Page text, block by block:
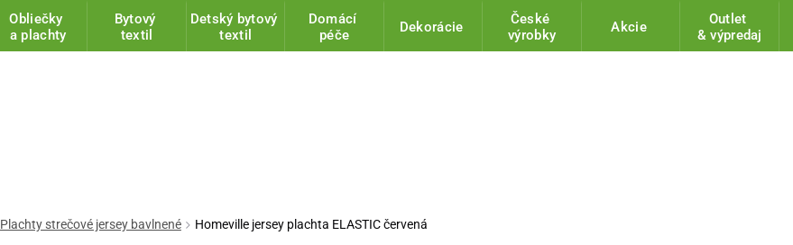
Obliečky
a plachty
Bytový
textil
Detský bytový
textil
Domácí
péče
Dekorácie
České
výrobky
Akcie
Outlet
& výpredaj
Plachty strečové jersey bavlnené Homeville jersey plachta ELASTIC červená